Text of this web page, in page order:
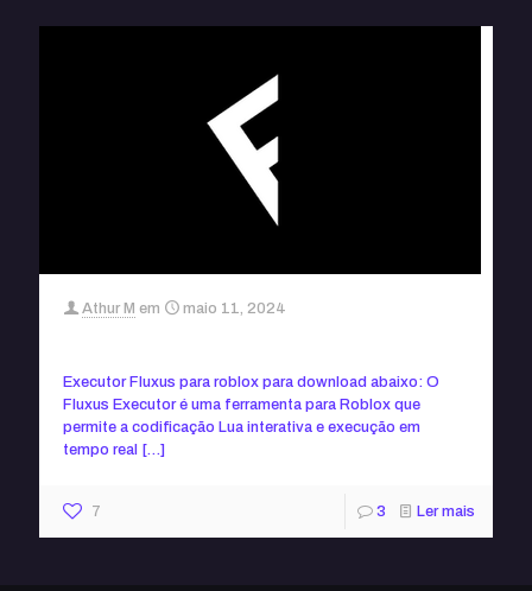
Athur M em maio 11, 2024
Executor Fluxus para roblox para download abaixo: O
Fluxus Executor é uma ferramenta para Roblox que
permite a codificação Lua interativa e execução em
tempo real
[…]
7 3 Ler mais